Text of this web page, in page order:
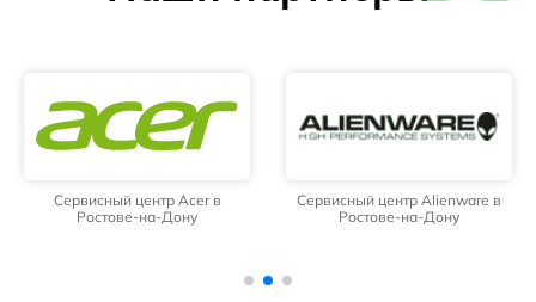
Сервисный центр Acer в
Ростове-на-Дону
Сервисный центр Alienware в
Ростове-на-Дону